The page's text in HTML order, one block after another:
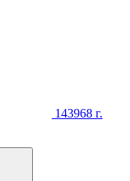
143968 г.